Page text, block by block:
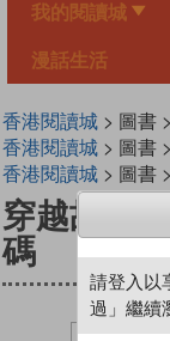
我的閱讀城
漫話生活
香港閱讀城> 圖書 >
香港閱讀城> 圖書 >
香港閱讀城> 圖書 >
穿越故宮
碼
請登入以
過」繼續